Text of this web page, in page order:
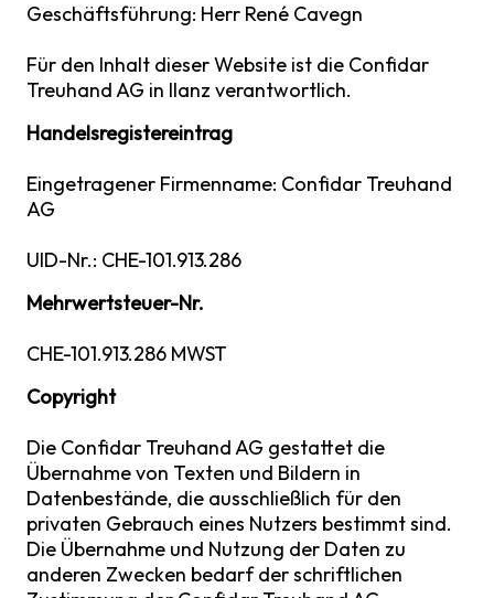
Geschäftsführung: Herr René Cavegn
Für den Inhalt dieser Website ist die Confidar
Treuhand AG in Ilanz verantwortlich.
Handelsregistereintrag
Eingetragener Firmenname: Confidar Treuhand
AG
UID-Nr.: CHE-101.913.286
Mehrwertsteuer-Nr.
CHE-101.913.286 MWST
Copyright
Die Confidar Treuhand AG gestattet die
Übernahme von Texten und Bildern in
Datenbestände, die ausschließlich für den
privaten Gebrauch eines Nutzers bestimmt sind.
Die Übernahme und Nutzung der Daten zu
anderen Zwecken bedarf der schriftlichen